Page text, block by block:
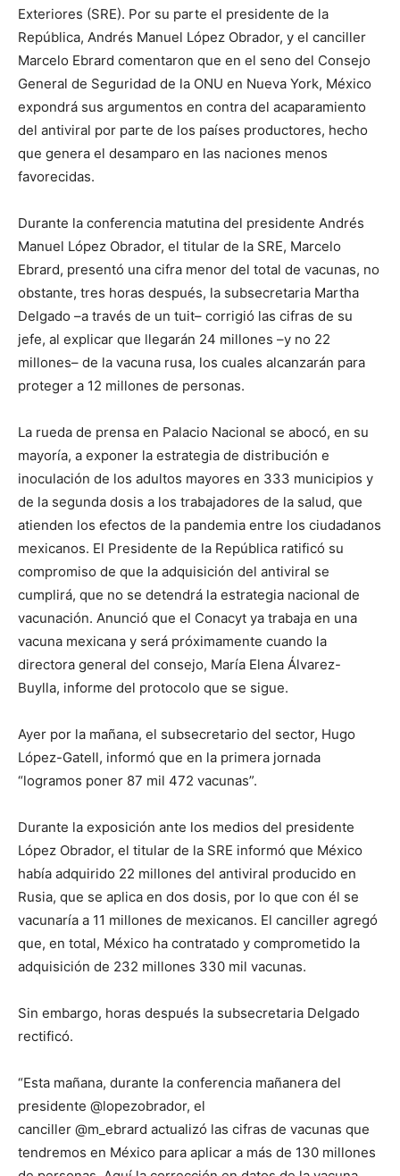
Exteriores (SRE). Por su parte el presidente de la
República, Andrés Manuel López Obrador, y el canciller
Marcelo Ebrard comentaron que en el seno del Consejo
General de Seguridad de la ONU en Nueva York, México
expondrá sus argumentos en contra del acaparamiento
del antiviral por parte de los países productores, hecho
que genera el desamparo en las naciones menos
favorecidas.
Durante la conferencia matutina del presidente Andrés
Manuel López Obrador, el titular de la SRE, Marcelo
Ebrard, presentó una cifra menor del total de vacunas, no
obstante, tres horas después, la subsecretaria Martha
Delgado –a través de un tuit– corrigió las cifras de su
jefe, al explicar que llegarán 24 millones –y no 22
millones– de la vacuna rusa, los cuales alcanzarán para
proteger a 12 millones de personas.
La rueda de prensa en Palacio Nacional se abocó, en su
mayoría, a exponer la estrategia de distribución e
inoculación de los adultos mayores en 333 municipios y
de la segunda dosis a los trabajadores de la salud, que
atienden los efectos de la pandemia entre los ciudadanos
mexicanos. El Presidente de la República ratificó su
compromiso de que la adquisición del antiviral se
cumplirá, que no se detendrá la estrategia nacional de
vacunación. Anunció que el Conacyt ya trabaja en una
vacuna mexicana y será próximamente cuando la
directora general del consejo, María Elena Álvarez-
Buylla, informe del protocolo que se sigue.
Ayer por la mañana, el subsecretario del sector, Hugo
López-Gatell, informó que en la primera jornada
“logramos poner 87 mil 472 vacunas”.
Durante la exposición ante los medios del presidente
López Obrador, el titular de la SRE informó que México
había adquirido 22 millones del antiviral producido en
Rusia, que se aplica en dos dosis, por lo que con él se
vacunaría a 11 millones de mexicanos. El canciller agregó
que, en total, México ha contratado y comprometido la
adquisición de 232 millones 330 mil vacunas.
Sin embargo, horas después la subsecretaria Delgado
rectificó.
“Esta mañana, durante la conferencia mañanera del
presidente @lopezobrador, el
canciller @m_ebrard actualizó las cifras de vacunas que
tendremos en México para aplicar a más de 130 millones